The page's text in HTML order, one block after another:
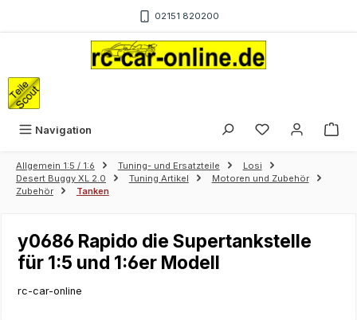
02151 820200
Navigation
Allgemein 1:5 / 1:6 Tuning- und Ersatzteile
Losi
Desert Buggy XL 2.0
Tuning Artikel
Motoren und Zubehör
Zubehör
Tanken
y0686 Rapido die Supertankstelle
für 1:5 und 1:6er Modell
rc-car-online